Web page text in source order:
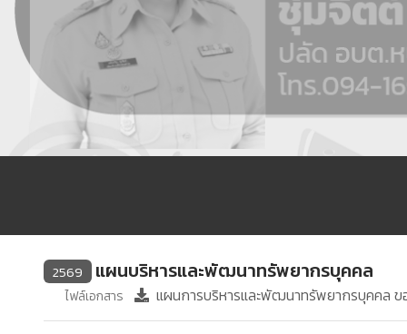
2569 แผนบริหารและพัฒนาทรัพยากรบุคคล
ไฟล์เอกสาร แผนการบริหารและพัฒนาทรัพยากรบุคคล